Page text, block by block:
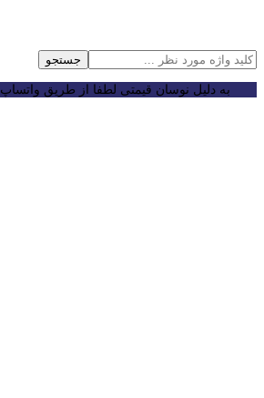
جستجو
به دلیل نوسان قیمتی لطفا از طریق واتساپ